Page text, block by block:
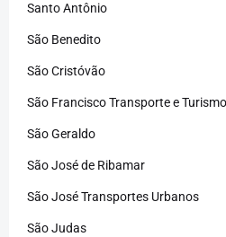
Santo Antônio
São Benedito
São Cristóvão
São Francisco Transporte e Turismo
São Geraldo
São José de Ribamar
São José Transportes Urbanos
São Judas